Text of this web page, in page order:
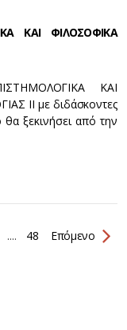
ΚΑΙ ΦΙΛΟΣΟΦΙΚΑ
ΚΑΙ
ΙΙ με διδάσκοντες
ξεκινήσει από την
.... 48 Επόμενο